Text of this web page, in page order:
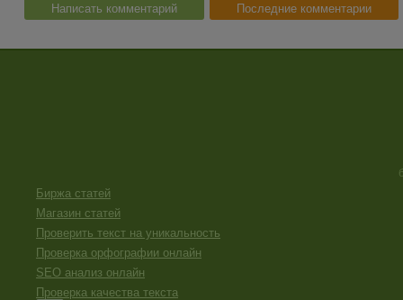
Написать комментарий Последние комментарии
Биржа статей
Магазин статей
Проверить текст на уникальность
Проверка орфографии онлайн
SEO анализ онлайн
Проверка качества текста